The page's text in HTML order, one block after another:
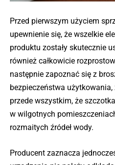
Przed pierwszym użyciem
upewnienie się, że wszelkie
produktu zostały skutecznie
również całkowicie
następnie zapoznać się z
bezpieczeństwa
przede wszystkim, że
w wilgotnych
rozmaitych źródeł wody.
Producent zaznacza